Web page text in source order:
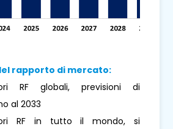
rapporto di mercato:
RF globali, previsioni di
al 2033
RF in tutto il mondo, si